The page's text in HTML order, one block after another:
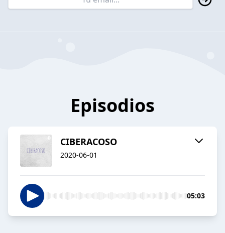
Episodios
CIBERACOSO
2020-06-01
05:03